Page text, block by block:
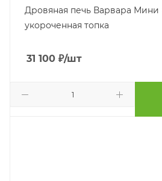
Дровяная печь Варвара
укороченная топка
31 100 ₽/шт